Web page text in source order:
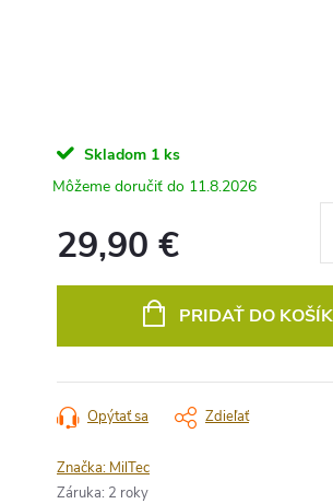
Skladom 1 ks
11.8.2026
29,90 €
PRIDAŤ DO
Opýtať sa Zdieľať
Značka: MilTec
Záruka: 2 roky